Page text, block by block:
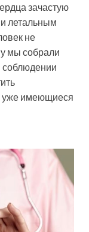
зачастую
летальным
не
мы собрали
соблюдении
уже имеющиеся